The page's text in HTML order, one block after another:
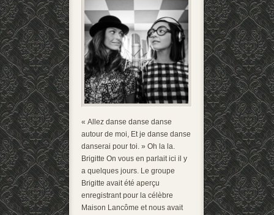
« Allez danse danse danse
autour de moi, Et je danse danse
danserai pour toi. » Oh la la.
Brigitte On vous en parlait ici il y
a quelques jours. Le groupe
Brigitte avait été aperçu
enregistrant pour la célèbre
Maison Lancôme et nous avait